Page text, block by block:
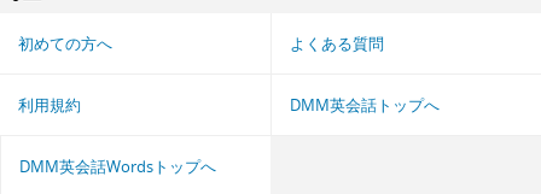
初めての方へ よくある質問
利用規約 DMM英会話トップへ
DMM英会話Wordsトップへ